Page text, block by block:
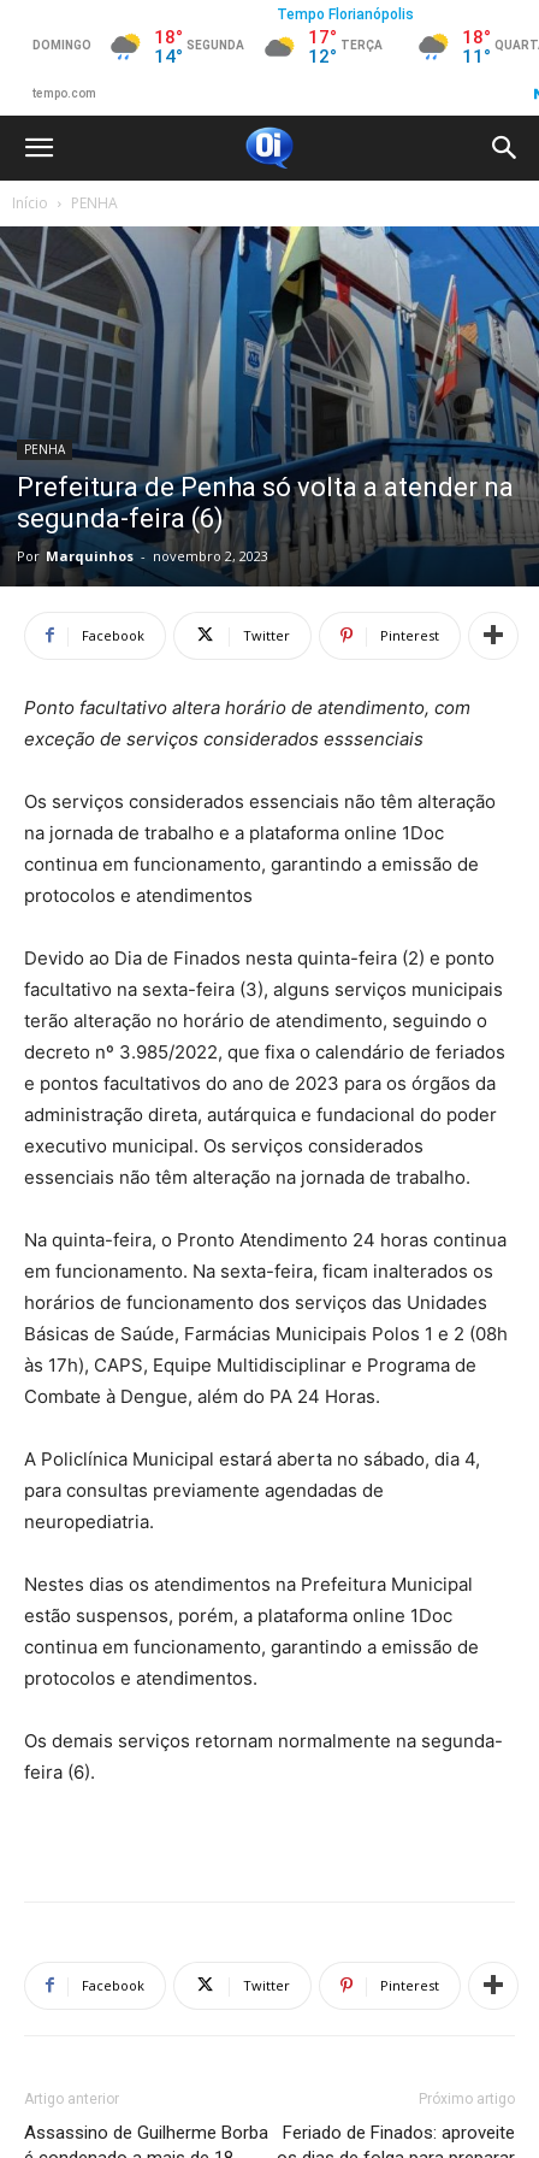
Início PENHA
PENHA
Prefeitura de Penha só volta a atender na
segunda-feira (6)
Por Marquinhos - novembro 2, 2023
Facebook Twitter Pinterest
Ponto facultativo altera horário de atendimento, com
exceção de serviços considerados esssenciais
Os serviços considerados essenciais não têm alteração
na jornada de trabalho e a plataforma online 1Doc
continua em funcionamento, garantindo a emissão de
protocolos e atendimentos
Devido ao Dia de Finados nesta quinta-feira (2) e ponto
facultativo na sexta-feira (3), alguns serviços municipais
terão alteração no horário de atendimento, seguindo o
decreto nº 3.985/2022, que fixa o calendário de feriados
e pontos facultativos do ano de 2023 para os órgãos da
administração direta, autárquica e fundacional do poder
executivo municipal. Os serviços considerados
essenciais não têm alteração na jornada de trabalho.
Na quinta-feira, o Pronto Atendimento 24 horas continua
em funcionamento. Na sexta-feira, ficam inalterados os
horários de funcionamento dos serviços das Unidades
Básicas de Saúde, Farmácias Municipais Polos 1 e 2 (08h
às 17h), CAPS, Equipe Multidisciplinar e Programa de
Combate à Dengue, além do PA 24 Horas.
A Policlínica Municipal estará aberta no sábado, dia 4,
para consultas previamente agendadas de
neuropediatria.
Nestes dias os atendimentos na Prefeitura Municipal
estão suspensos, porém, a plataforma online 1Doc
continua em funcionamento, garantindo a emissão de
protocolos e atendimentos.
Os demais serviços retornam normalmente na segunda-
feira (6).
Facebook Twitter Pinterest
Artigo anterior
Assassino de Guilherme Borba
Próximo artigo
Feriado de Finados: aproveite